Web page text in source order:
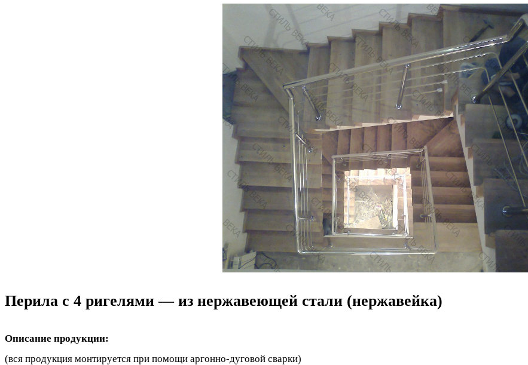
Перила с 4 ригелями — из нержавеющей стали (нержавейка)
Описание продукции:
(вся продукция монтируется при помощи аргонно-дуговой сварки)